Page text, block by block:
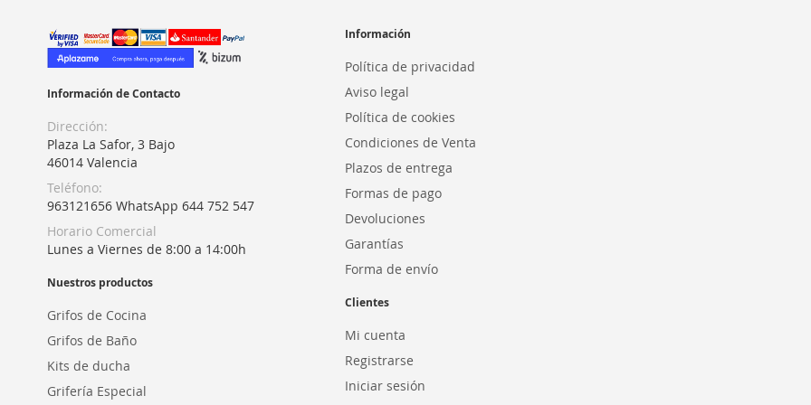
Información de Contacto
Dirección:
Plaza La Safor, 3 Bajo
46014 Valencia
Teléfono:
963121656 WhatsApp 644 752 547
Horario Comercial
Lunes a Viernes de 8:00 a 14:00h
Nuestros productos
Grifos de Cocina
Grifos de Baño
Kits de ducha
Grifería Especial
Información
Política de privacidad
Aviso legal
Política de cookies
Condiciones de Venta
Plazos de entrega
Formas de pago
Devoluciones
Garantías
Forma de envío
Clientes
Mi cuenta
Registrarse
Iniciar sesión